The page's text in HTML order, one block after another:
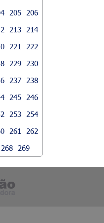
205
206
213
214
221
222
229
230
237
238
245
246
253
254
261
262
268 269